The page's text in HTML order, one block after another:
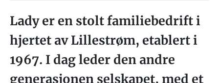
Lady er en stolt familiebedrift i
hjertet av Lillestrøm, etablert i
1967. I dag leder den andre
generasjonen selskapet, med et